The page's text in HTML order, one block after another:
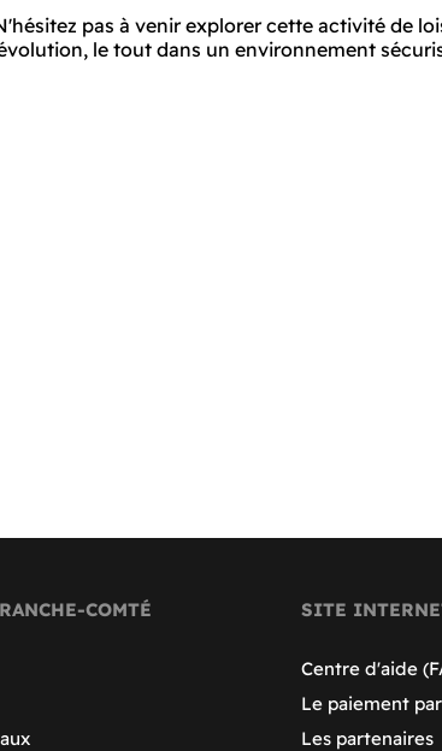
pas à venir explorer cette activité de
le tout dans un environnement
COMTÉ SITE
Centre d'aide
Le paiement
Les partenaires